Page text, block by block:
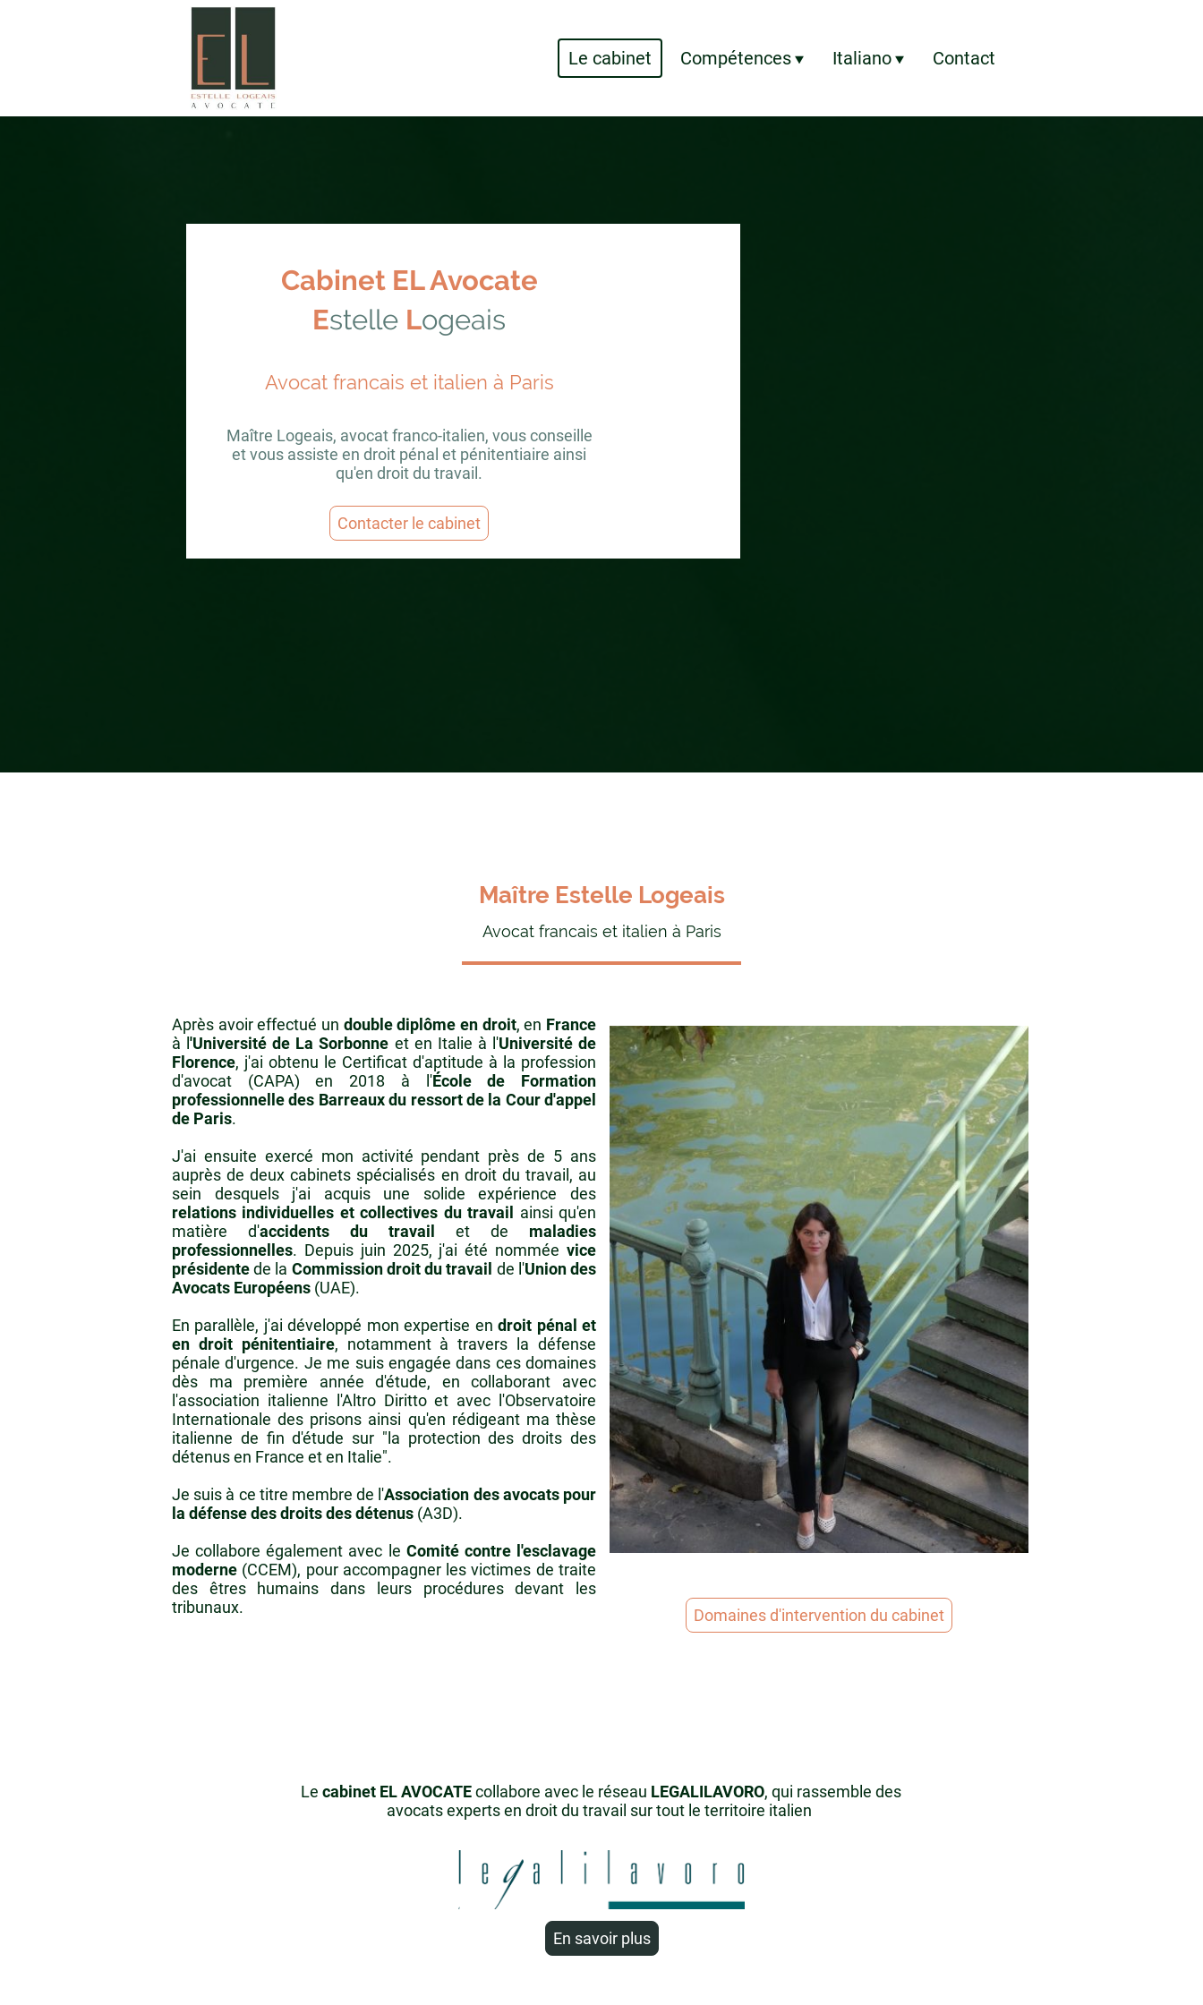
Le cabinet Compétences Italiano Contact
Cabinet EL Avocate
Estelle Logeais
Avocat francais et italien à Paris
Maître Logeais, avocat franco-italien, vous conseille
et vous assiste en droit pénal et pénitentiaire ainsi
qu'en droit du travail.
Contacter le cabinet
Maître Estelle Logeais
Avocat francais et italien à Paris
Après avoir effectué un double diplôme en droit, en France
à l'Université de La Sorbonne et en Italie à l'Université de
Florence, j'ai obtenu le Certificat d'aptitude à la profession
d'avocat (CAPA) en 2018 à l'École de Formation
professionnelle des Barreaux du ressort de la Cour d'appel
de Paris.
J'ai ensuite exercé mon activité pendant près de 5 ans
auprès de deux cabinets spécialisés en droit du travail, au
sein desquels j'ai acquis une solide expérience des
relations individuelles et collectives du travail
ainsi qu'en
matière d'accidents du travail et de maladies
professionnelles. Depuis juin 2025, j'ai été nommée vice
présidentede la Commission droit du travail de l'Union des
Avocats Européens (UAE).
En parallèle, j'ai développé mon expertise endroit pénal et
en droit pénitentiaire, notamment à travers la défense
pénale d'urgence. Je me suis engagée dans ces domaines
dès ma première année d'étude, en collaborant avec
l'association italienne l'Altro Diritto et avec l'Observatoire
Internationale des prisons ainsi qu'en rédigeant ma thèse
italienne de fin d'étude sur "la protection des droits des
détenus en France et en Italie".
Je suis à ce titre membre de l'Association des avocats pour
la défense des droits des détenus (A3D).
Je collabore également avec le Comité contre l'esclavage
moderne (CCEM), pour accompagner les victimes de traite
des êtres humains dans leurs procédures devant les
tribunaux.
Domaines d'intervention du cabinet
Lecabinet EL AVOCATEcollabore avec le réseau LEGALILAVORO, qui rassemble des
avocats experts en droit du travail sur tout le territoire italien
En savoir plus